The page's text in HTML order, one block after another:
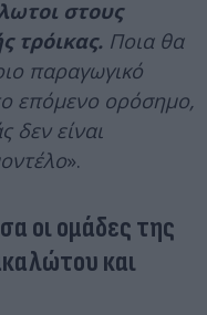
στους
τρόικας. Ποια θα
παραγωγικό
επόμενο ορόσημο,
δεν είναι
».
οι ομάδες της
και